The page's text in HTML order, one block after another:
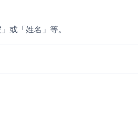
或「姓名」等。